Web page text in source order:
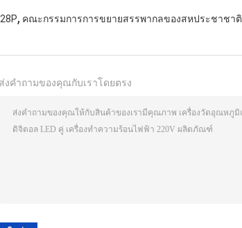
, คณะกรรมการการขยายสรรพากลของสหประชาชาติ
ส่งคำถามของคุณกับเราโดยตรง